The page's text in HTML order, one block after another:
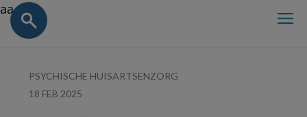
aa
PSYCHISCHE HUISARTSENZORG
18 FEB 2025